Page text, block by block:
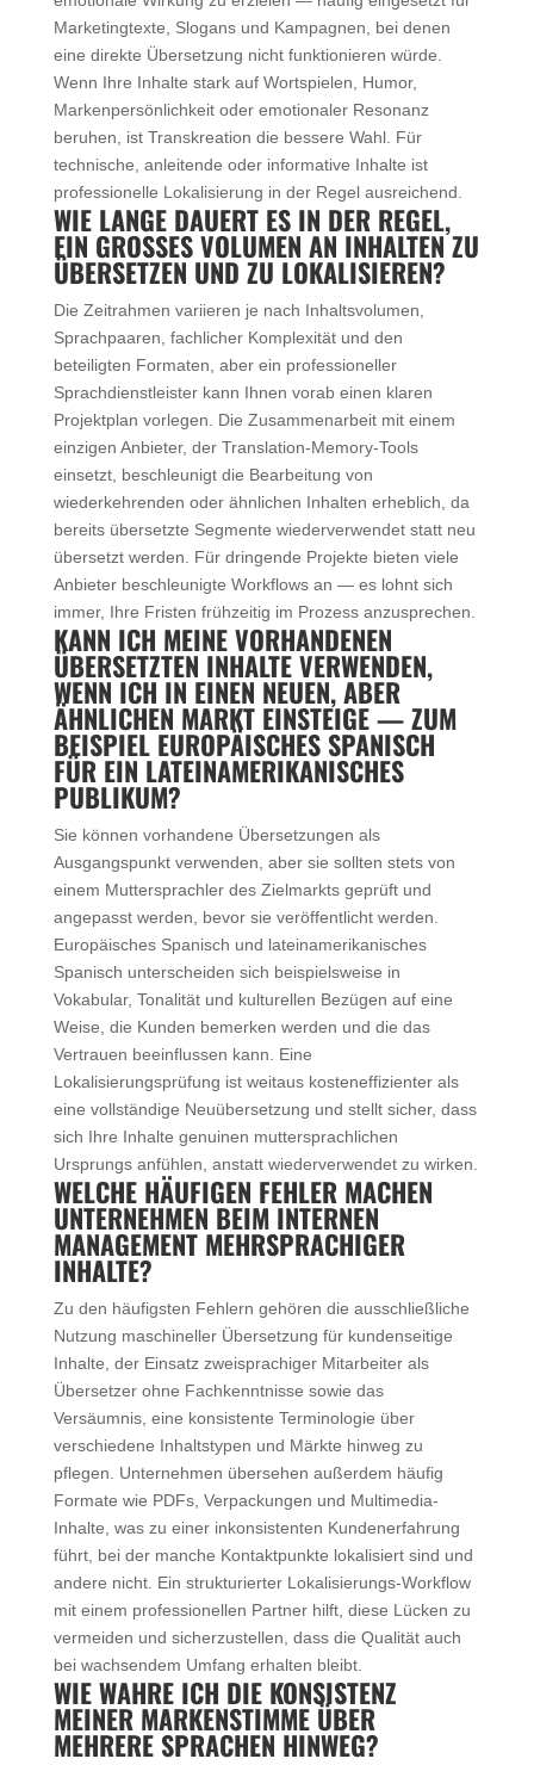
Marketingtexte, Slogans und Kampagnen, bei denen
eine direkte Übersetzung nicht funktionieren würde.
Wenn Ihre Inhalte stark auf Wortspielen, Humor,
Markenpersönlichkeit oder emotionaler Resonanz
beruhen, ist Transkreation die bessere Wahl. Für
technische, anleitende oder informative Inhalte ist
professionelle Lokalisierung in der Regel ausreichend.
WIE LANGE DAUERT ES IN DER REGEL,
EIN GROSSES VOLUMEN AN INHALTEN ZU Ü
BERSETZEN UND ZU LOKALISIEREN?
Die Zeitrahmen variieren je nach Inhaltsvolumen,
Sprachpaaren, fachlicher Komplexität und den
beteiligten Formaten, aber ein professioneller
Sprachdienstleister kann Ihnen vorab einen klaren
Projektplan vorlegen. Die Zusammenarbeit mit einem
einzigen Anbieter, der Translation-Memory-Tools
einsetzt, beschleunigt die Bearbeitung von
wiederkehrenden oder ähnlichen Inhalten erheblich, da
bereits übersetzte Segmente wiederverwendet statt neu
übersetzt werden. Für dringende Projekte bieten viele
Anbieter beschleunigte Workflows an — es lohnt sich
immer, Ihre Fristen frühzeitig im Prozess anzusprechen.
KANN ICH MEINE VORHANDENEN
ÜBERSETZTEN INHALTE VERWENDEN,
WENN ICH IN EINEN NEUEN, ABER
ÄHNLICHEN MARKT EINSTEIGE — ZUM
BEISPIEL EUROPÄISCHES SPANISCH
FÜR EIN LATEINAMERIKANISCHES
PUBLIKUM?
Sie können vorhandene Übersetzungen als
Ausgangspunkt verwenden, aber sie sollten stets von
einem Muttersprachler des Zielmarkts geprüft und
angepasst werden, bevor sie veröffentlicht werden.
Europäisches Spanisch und lateinamerikanisches
Spanisch unterscheiden sich beispielsweise in
Vokabular, Tonalität und kulturellen Bezügen auf eine
Weise, die Kunden bemerken werden und die das
Vertrauen beeinflussen kann. Eine
Lokalisierungsprüfung ist weitaus kosteneffizienter als
eine vollständige Neuübersetzung und stellt sicher, dass
sich Ihre Inhalte genuinen muttersprachlichen
Ursprungs anfühlen, anstatt wiederverwendet zu wirken.
WELCHE HÄUFIGEN FEHLER MACHEN
UNTERNEHMEN BEIM INTERNEN
MANAGEMENT MEHRSPRACHIGER
INHALTE?
Zu den häufigsten Fehlern gehören die ausschließliche
Nutzung maschineller Übersetzung für kundenseitige
Inhalte, der Einsatz zweisprachiger Mitarbeiter als
Übersetzer ohne Fachkenntnisse sowie das
Versäumnis, eine konsistente Terminologie über
verschiedene Inhaltstypen und Märkte hinweg zu
pflegen. Unternehmen übersehen außerdem häufig
Formate wie PDFs, Verpackungen und Multimedia-
Inhalte, was zu einer inkonsistenten Kundenerfahrung
führt, bei der manche Kontaktpunkte lokalisiert sind und
andere nicht. Ein strukturierter Lokalisierungs-Workflow
mit einem professionellen Partner hilft, diese Lücken zu
vermeiden und sicherzustellen, dass die Qualität auch
bei wachsendem Umfang erhalten bleibt.
WIE WAHRE ICH DIE KONSISTENZ
MEINER MARKENSTIMME ÜBER
MEHRERE SPRACHEN HINWEG?